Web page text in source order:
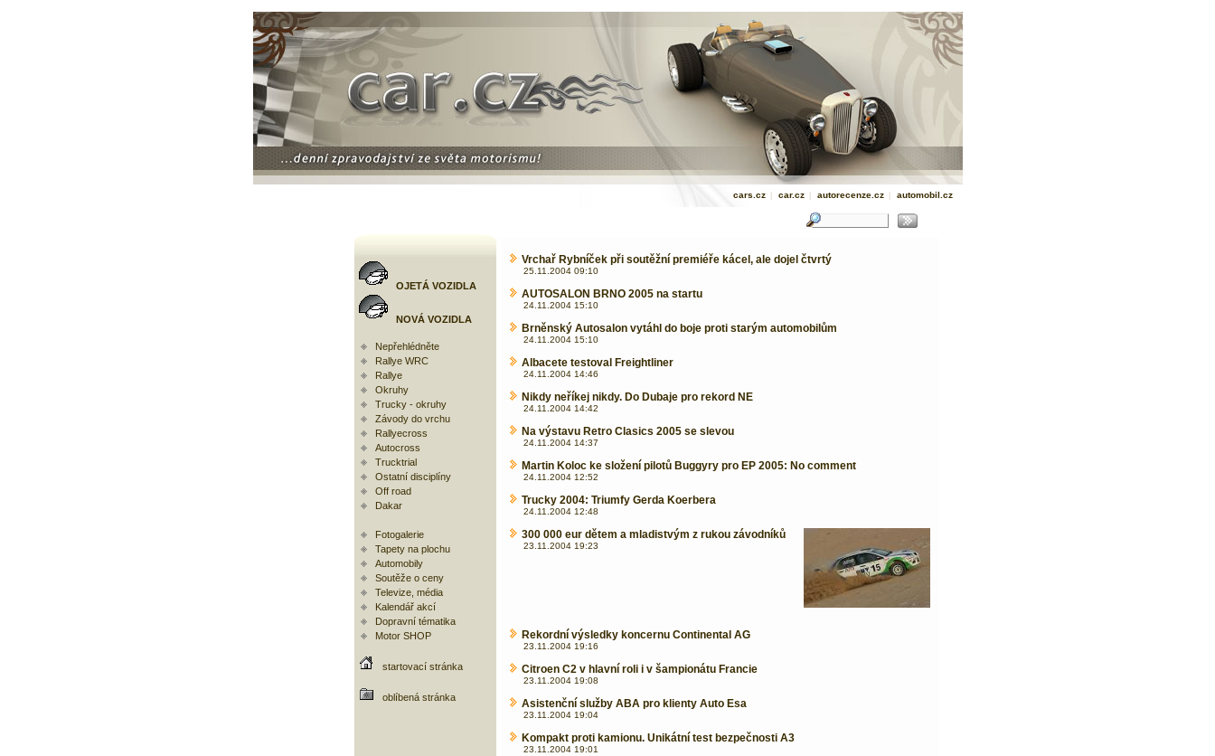
cars.cz | car.cz | autorecenze.cz | automobil.cz
OJETÁ VOZIDLA
NOVÁ VOZIDLA
Nepřehlédněte
Rallye WRC
Rallye
Okruhy
Trucky - okruhy
Závody do vrchu
Rallyecross
Autocross
Trucktrial
Ostatní disciplíny
Off road
Dakar
Fotogalerie
Tapety na plochu
Automobily
Soutěže o ceny
Televize, média
Kalendář akcí
Dopravní tématika
Motor SHOP
startovací stránka
oblíbená stránka
Vrchař Rybníček při soutěžní premiéře kácel, ale dojel čtvrtý
25.11.2004 09:10
AUTOSALON BRNO 2005 na startu
24.11.2004 15:10
Brněnský Autosalon vytáhl do boje proti starým automobilům
24.11.2004 15:10
Albacete testoval Freightliner
24.11.2004 14:46
Nikdy neříkej nikdy. Do Dubaje pro rekord NE
24.11.2004 14:42
Na výstavu Retro Clasics 2005 se slevou
24.11.2004 14:37
Martin Koloc ke složení pilotů Buggyry pro EP 2005: No comment
24.11.2004 12:52
Trucky 2004: Triumfy Gerda Koerbera
24.11.2004 12:48
300 000 eur dětem a mladistvým z rukou závodníků
23.11.2004 19:23
Rekordní výsledky koncernu Continental AG
23.11.2004 19:16
Citroen C2 v hlavní roli i v šampionátu Francie
23.11.2004 19:08
Asistenční služby ABA pro klienty Auto Esa
23.11.2004 19:04
Kompakt proti kamionu. Unikátní test bezpečnosti A3
23.11.2004 19:01